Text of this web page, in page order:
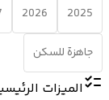
2025
2026
جاهزة للسكن
الميزات